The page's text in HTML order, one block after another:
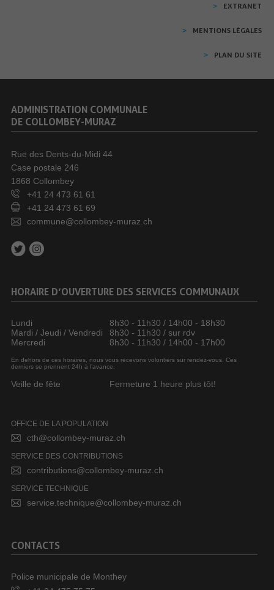
EXTRANET
MENTIONS LÉGALES
PLAN DU SITE
ADMINISTRATION COMMUNALE
DE COLLOMBEY-MURAZ
Rue des Dents-du-Midi 44
Case postale 246
1868 Collombey
+41 24 473 61 61
+41 24 473 61 69
commune@collombey-muraz.ch
HORAIRE D’OUVERTURE DES SERVICES COMMUNAUX
Lundi
8h30 - 11h30 / 14h00 - 18h30
Mardi / Jeudi / Vendredi
8h30 - 11h30 / sur rdv
Mercredi
8h30 - 11h30 / 14h00 - 17h00
En dehors de ces horaires, nous vous recevons volontiers sur rendez-vous. Ces
derniers se prennent 24h à l’avance.
Veille de fête Fermeture 1 heure plus tôt!
OFFICE DE LA POPULATION
cth@collombey-muraz.ch
SERVICE DES CONTRIBUTIONS
contributions@collombey-muraz.ch
SERVICE TECHNIQUE
service.technique@collombey-muraz.ch
CONTACTS
Police municipale de Monthey